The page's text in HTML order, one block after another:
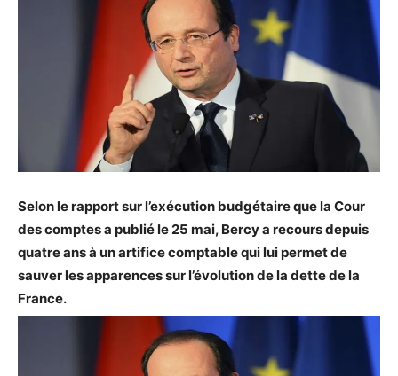
Selon le rapport sur l’exécution budgétaire que la Cour
des comptes a publié le 25 mai, Bercy a recours depuis
quatre ans à un artifice comptable qui lui permet de
sauver les apparences sur l’évolution de la dette de la
France.